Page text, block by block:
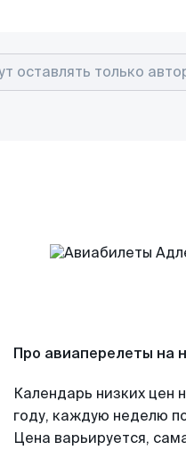
Про авиаперелеты на
Календарь низких цен
году, каждую неделю
Цена варьируется,